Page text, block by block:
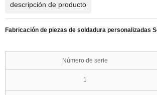
descripción de producto
Fabricaciónde piezas de soldadura personalizadas
Número de serie
1